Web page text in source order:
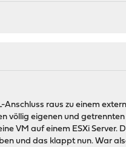
raus zu einem
völlig eigenen und
VM auf einem ESXi Server.
und das klappt nun. War